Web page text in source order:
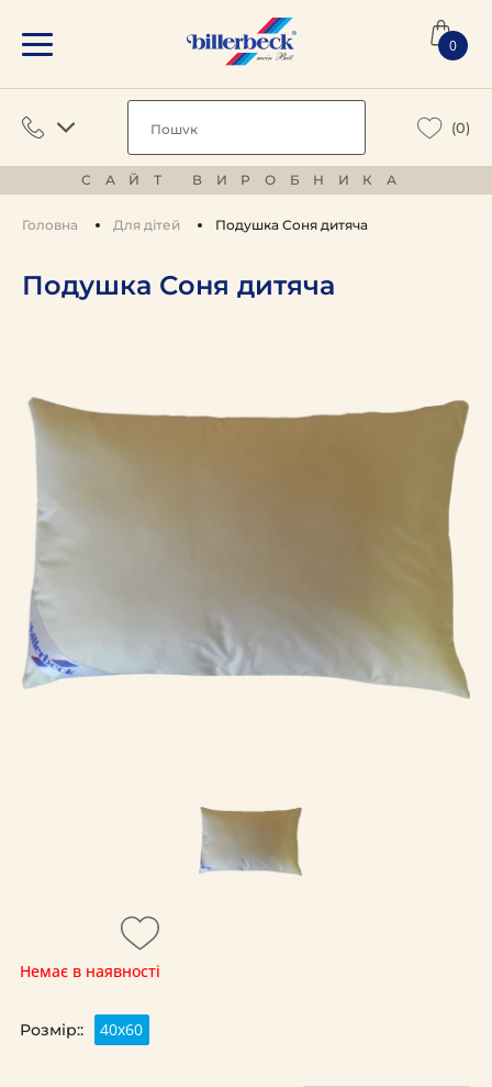
0
(0)
САЙТ ВИРОБНИКА
Головна Для дітей Подушка Соня дитяча
Подушка Соня дитяча
Немає в наявності
Розмір:: 40х60